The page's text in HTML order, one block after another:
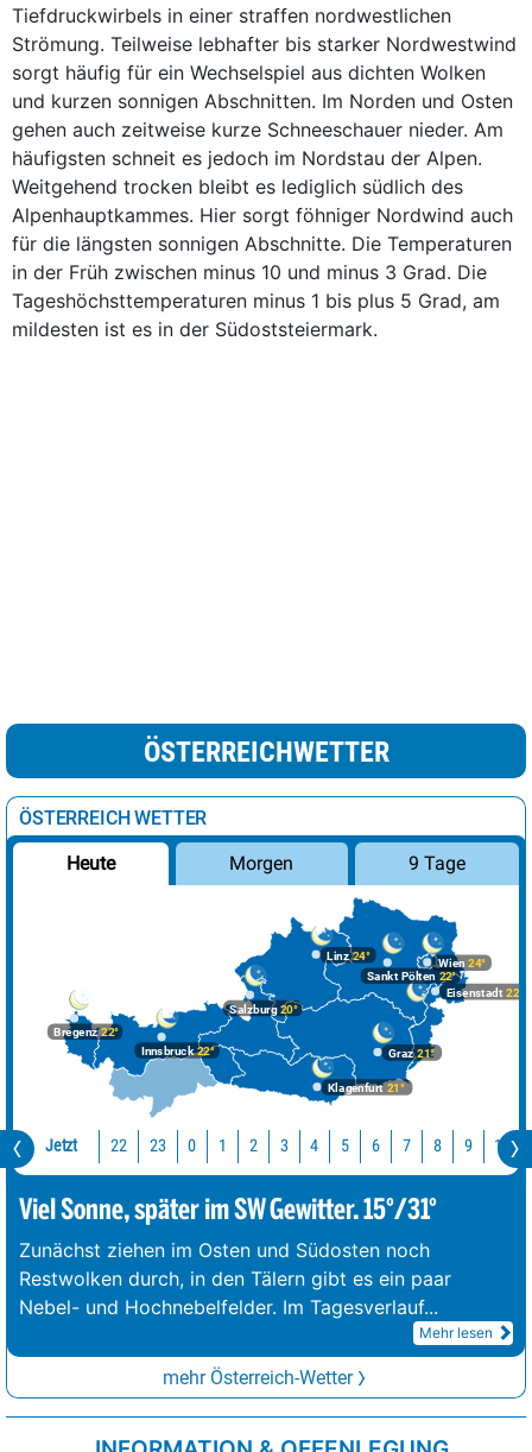
Tiefdruckwirbels in einer straffen nordwestlichen
Strömung. Teilweise lebhafter bis starker Nordwestwind
sorgt häufig für ein Wechselspiel aus dichten Wolken
und kurzen sonnigen Abschnitten. Im Norden und Osten
gehen auch zeitweise kurze Schneeschauer nieder. Am
häufigsten schneit es jedoch im Nordstau der Alpen.
Weitgehend trocken bleibt es lediglich südlich des
Alpenhauptkammes. Hier sorgt föhniger Nordwind auch
für die längsten sonnigen Abschnitte. Die Temperaturen
in der Früh zwischen minus 10 und minus 3 Grad. Die
Tageshöchsttemperaturen minus 1 bis plus 5 Grad, am
mildesten ist es in der Südoststeiermark.
ÖSTERREICHWETTER
ÖSTERREICH WETTER
Heute Morgen 9 Tage
Bregenz22°
Graz21°
Innsbruck22°
Klagenfurt 21°
Linz24°
Salzburg20°
Wien 24°
Eisenstadt 22°
Sankt Pölten 22°
Jetzt 22 23 0 1 2 3 4 5 6 7 8 9 10
Viel Sonne, später im SW Gewitter. 15°/31°
Zunächst ziehen im Osten und Südosten noch
Restwolken durch, in den Tälern gibt es ein paar
Nebel- und Hochnebelfelder. Im Tagesverlauf...
Mehr lesen
mehr Österreich-Wetter